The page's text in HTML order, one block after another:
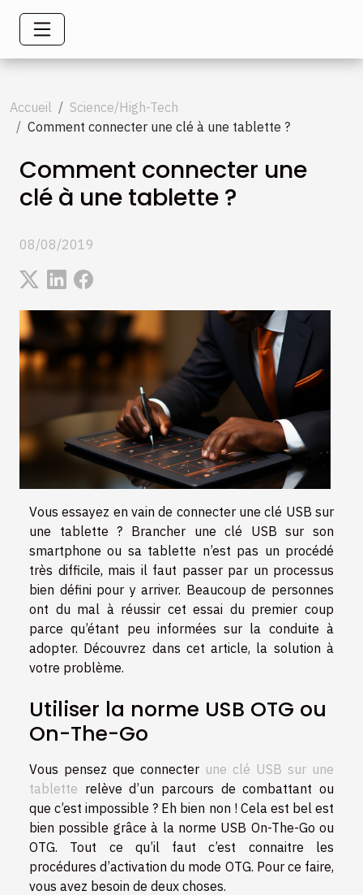
Accueil
Science/High-Tech
Comment connecter une clé à une tablette ?
Comment connecter une
clé à une tablette ?
08/08/2019
Vous essayez en vain de connecter une clé USB sur
une tablette ? Brancher une clé USB sur son
smartphone ou sa tablette n’est pas un procédé
très difficile, mais il faut passer par un processus
bien défini pour y arriver. Beaucoup de personnes
ont du mal à réussir cet essai du premier coup
parce qu’étant peu informées sur la conduite à
adopter. Découvrez dans cet article, la solution à
votre problème.
Utiliser la norme USB OTG ou
On-The-Go
Vous pensez que connecter une clé USB sur une
tablette relève d’un parcours de combattant ou
que c’est impossible ? Eh bien non ! Cela est bel est
bien possible grâce à la norme USB On-The-Go ou
OTG. Tout ce qu’il faut c’est connaitre les
procédures d’activation du mode OTG. Pour ce faire,
vous avez besoin de deux choses.